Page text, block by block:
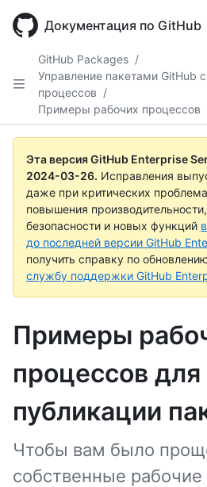
main
Документация по GitHub
GitHub Packages /
Управление пакетами GitHub
процессов /
Примеры рабочих процессов
Эта версия GitHub Enterprise
2024-03-26. Исправления
даже при критических
повышения
безопасности и новых функций
до последней версии GitHub
получить справку по
службу поддержки GitHub
Примеры
процессов для
публикации
Чтобы вам было
собственные